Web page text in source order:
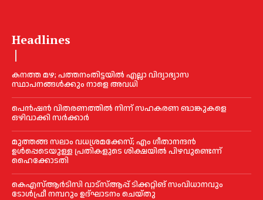
Headlines
കനത്ത മഴ; പത്തനംതിട്ടയില്‍ എല്ലാ വിദ്യാഭ്യാസ
സ്ഥാപനങ്ങള്‍ക്കും നാളെ അവധി
പെൻഷൻ വിതരണത്തില്‍ നിന്ന് സഹകരണ ബാങ്കുകളെ
ഒഴിവാക്കി സര്‍ക്കാര്‍
മുത്തങ്ങ സലാം വധശ്രമക്കേസ്; എം ഗീതാനന്ദൻ
ഉള്‍പ്പെടെയുള്ള പ്രതികളുടെ ശിക്ഷയില്‍ പിഴവുണ്ടെന്ന്
ഹൈക്കോടതി
കെഎസ്‌ആര്‍ടിസി വാട്‌സ്‌ആപ്പ് ടിക്കറ്റിങ് സംവിധാനവും
ടോള്‍ഫ്രീ നമ്പറും ഉദ്ഘാടനം ചെയ്തു